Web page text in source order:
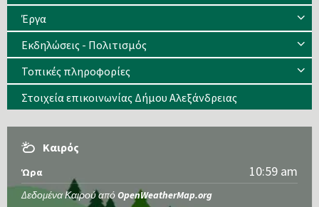
Έργα
Εκδηλώσεις - Πολιτισμός
Τοπικές πληροφορίες
Στοιχεία επικοινωνίας Δήμου Αλεξάνδρειας
Καιρός
Ώρα 10:59 am
Δεδομένα Καιρού από OpenWeatherMap.org